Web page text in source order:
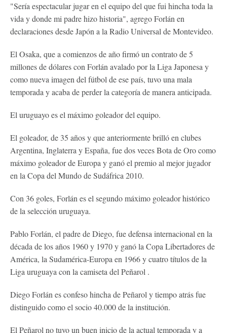
"Sería espectacular jugar en el equipo del que fui hincha toda la
vida y donde mi padre hizo historia", agrego Forlán en
declaraciones desde Japón a la Radio Universal de Montevideo.
El Osaka, que a comienzos de año firmó un contrato de 5
millones de dólares con Forlán avalado por la Liga Japonesa y
como nueva imagen del fútbol de ese país, tuvo una mala
temporada y acaba de perder la categoría de manera anticipada.
El uruguayo es el máximo goleador del equipo.
El goleador, de 35 años y que anteriormente brilló en clubes
Argentina, Inglaterra y España, fue dos veces Bota de Oro como
máximo goleador de Europa y ganó el premio al mejor jugador
en la Copa del Mundo de Sudáfrica 2010.
Con 36 goles, Forlán es el segundo máximo goleador histórico
de la selección uruguaya.
Pablo Forlán, el padre de Diego, fue defensa internacional en la
década de los años 1960 y 1970 y ganó la Copa Libertadores de
América, la Sudamérica-Europa en 1966 y cuatro títulos de la
Liga uruguaya con la camiseta del Peñarol .
Diego Forlán es confeso hincha de Peñarol y tiempo atrás fue
distinguido como el socio 40.000 de la institución.
El Peñarol no tuvo un buen inicio de la actual temporada y a